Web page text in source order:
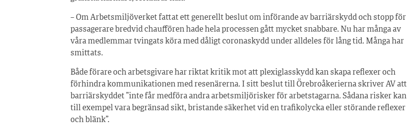
– Om Arbetsmiljöverket fattat ett generellt beslut om införande av barriärskydd och stopp för
passagerare bredvid chauffören hade hela processen gått mycket snabbare. Nu har många av
våra medlemmar tvingats köra med dåligt coronaskydd under alldeles för lång tid. Många har
smittats.
Både förare och arbetsgivare har riktat kritik mot att plexiglasskydd kan skapa reflexer och
förhindra kommunikationen med resenärerna. I sitt beslut till Örebroåkerierna skriver AV att
barriärskyddet ”inte får medföra andra arbetsmiljörisker för arbetstagarna. Sådana risker kan
till exempel vara begränsad sikt, bristande säkerhet vid en trafikolycka eller störande reflexer
och blänk”.